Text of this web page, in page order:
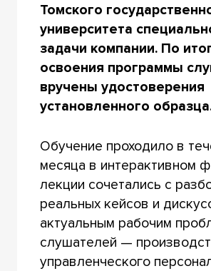
Томского
университета
задачи компании. По
освоения программы
вручены удостоверения
установленного
Обучение проходило в
месяца в интерактивном
лекции сочетались с
реальных кейсов и
актуальным рабочим
слушателей —
управленческого